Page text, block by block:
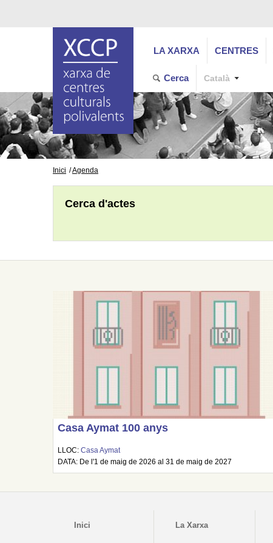
LA XARXA CENTRES
Cerca Català
Inici Agenda
Cerca d'actes
Casa Aymat 100 anys
LLOC:Casa Aymat
DATA: De l'1 de maig de 2026 al 31 de maig de 2027
Inici La Xarxa